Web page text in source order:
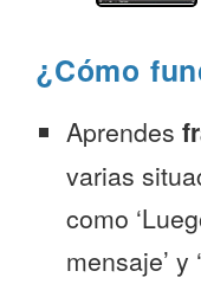
¿Cómo
Aprendes
varias
como
mensaje’ y